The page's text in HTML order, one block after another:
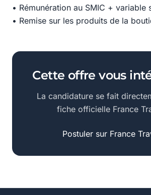
• Rémunération au SMIC + variable
• Remise sur les produits de la
Cette offre vous
La candidature se fait
fiche officielle France
Postuler sur France